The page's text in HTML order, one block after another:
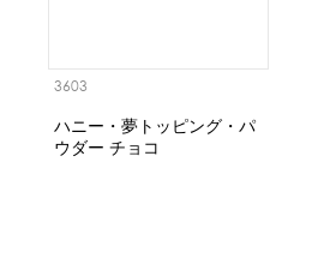
3603
ハニー・夢トッピング・パ
ウダー チョコ